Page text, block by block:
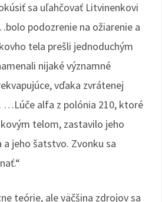
sa uľahčovať Litvinenkovi
podozrenie na ožiarenie a
tela prešli jednoduchým
nijaké významné
vďaka zvrátenej
…Lúče alfa z polónia 210, ktoré
telom, zastavilo jeho
jeho šatstvo. Zvonku sa
teórie, ale väčšina zdrojov sa